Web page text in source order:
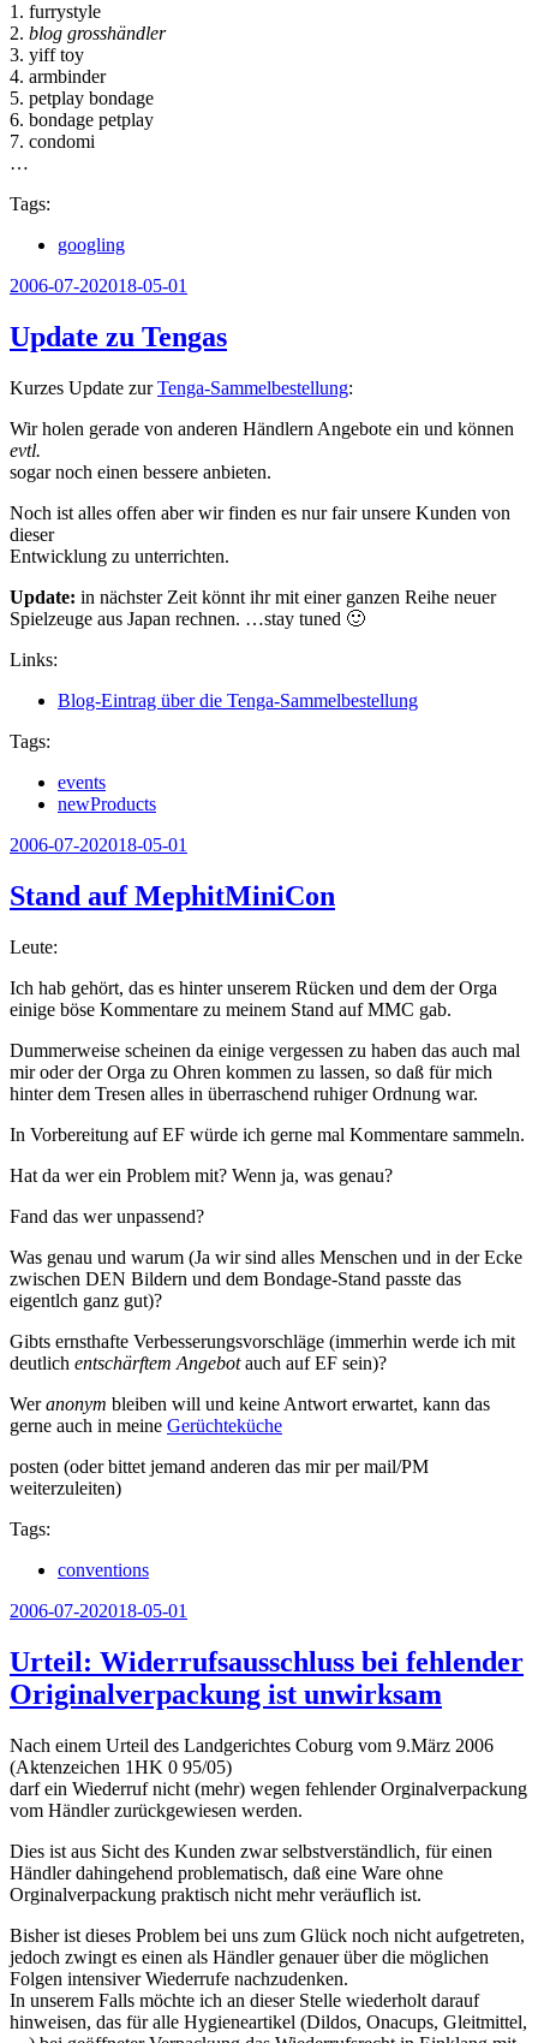
1. furrystyle
2. blog grosshändler
3. yiff toy
4. armbinder
5. petplay bondage
6. bondage petplay
7. condomi
…
Tags:
googling
Veröffentlicht
2006-07-202018-05-01
Update zu Tengas
Kurzes Update zurTenga-Sammelbestellung:
Wir holen gerade von anderen Händlern Angebote ein und können
evtl.
sogar noch einen bessere anbieten.
Noch ist alles offen aber wir finden es nur fair unsere Kunden von
dieser
Entwicklung zu unterrichten.
Update: in nächster Zeit könnt ihr mit einer ganzen Reihe neuer
Spielzeuge aus Japan rechnen. …stay tuned 🙂
Links:
Blog-Eintrag über die Tenga-Sammelbestellung
Tags:
events
newProducts
Veröffentlicht
2006-07-202018-05-01
Stand auf MephitMiniCon
Leute:
Ich hab gehört, das es hinter unserem Rücken und dem der Orga
einige böse Kommentare zu meinem Stand auf MMC gab.
Dummerweise scheinen da einige vergessen zu haben das auch mal
mir oder der Orga zu Ohren kommen zu lassen, so daß für mich
hinter dem Tresen alles in überraschend ruhiger Ordnung war.
In Vorbereitung auf EF würde ich gerne mal Kommentare sammeln.
Hat da wer ein Problem mit? Wenn ja, was genau?
Fand das wer unpassend?
Was genau und warum (Ja wir sind alles Menschen und in der Ecke
zwischen DEN Bildern und dem Bondage-Stand passte das
eigentlch ganz gut)?
Gibts ernsthafte Verbesserungsvorschläge (immerhin werde ich mit
deutlich entschärftem Angebotauch auf EF sein)?
Weranonym bleiben will und keine Antwort erwartet, kann das
gerne auch in meine Gerüchteküche
posten (oder bittet jemand anderen das mir per mail/PM
weiterzuleiten)
Tags:
conventions
Veröffentlicht
2006-07-202018-05-01
Urteil: Widerrufsausschluss bei fehlender
Originalverpackung ist unwirksam
Nach einem Urteil des Landgerichtes Coburg vom 9.März 2006
(Aktenzeichen 1HK 0 95/05)
darf ein Wiederruf nicht (mehr) wegen fehlender Orginalverpackung
vom Händler zurückgewiesen werden.
Dies ist aus Sicht des Kunden zwar selbstverständlich, für einen
Händler dahingehend problematisch, daß eine Ware ohne
Orginalverpackung praktisch nicht mehr veräuflich ist.
Bisher ist dieses Problem bei uns zum Glück noch nicht aufgetreten,
jedoch zwingt es einen als Händler genauer über die möglichen
Folgen intensiver Wiederrufe nachzudenken.
In unserem Falls möchte ich an dieser Stelle wiederholt darauf
hinweisen, das für alle Hygieneartikel (Dildos, Onacups, Gleitmittel,